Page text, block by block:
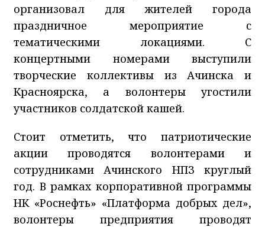
организовал для жителей города
праздничное мероприятие с
тематическими локациями. С
концертными номерами выступили
творческие коллективы из Ачинска и
Красноярска, а волонтеры угостили
участников солдатской кашей.
Стоит отметить, что патриотические
акции проводятся волонтерами и
сотрудниками Ачинского НПЗ круглый
год. В рамках корпоративной программы
НК «Роснефть» «Платформа добрых дел»,
волонтеры предприятия проводят